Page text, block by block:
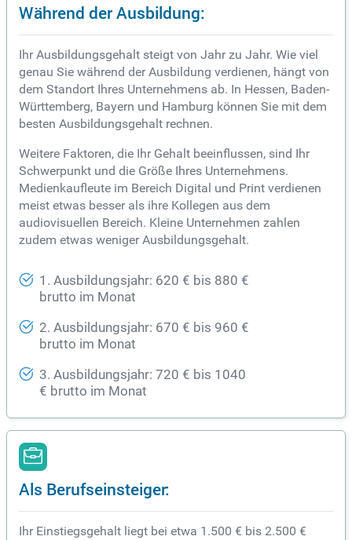
Während der Ausbildung:
Ihr Ausbildungsgehalt steigt von Jahr zu Jahr. Wie viel
genau Sie während der Ausbildung verdienen, hängt von
dem Standort Ihres Unternehmens ab. In Hessen, Baden-
Württemberg, Bayern und Hamburg können Sie mit dem
besten Ausbildungsgehalt rechnen.
Weitere Faktoren, die Ihr Gehalt beeinflussen, sind Ihr
Schwerpunkt und die Größe Ihres Unternehmens.
Medienkaufleute im Bereich Digital und Print verdienen
meist etwas besser als ihre Kollegen aus dem
audiovisuellen Bereich. Kleine Unternehmen zahlen
zudem etwas weniger Ausbildungsgehalt.
1. Ausbildungsjahr: 620 € bis 880 €
brutto im Monat
2. Ausbildungsjahr: 670 € bis 960 €
brutto im Monat
3. Ausbildungsjahr: 720 € bis 1040
€ brutto im Monat
Als Berufseinsteiger:
Ihr Einstiegsgehalt liegt bei etwa 1.500 € bis 2.500 €